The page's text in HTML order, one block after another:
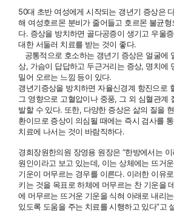
50대 초반 여성에게 시작되는 갱년기 증상은
해 여성호르몬 분비가 줄어들고 호르몬 불균
다. 증상을 방치하면 골다공증이 생기고 우울
대한 서둘러 치료를 받는 것이 좋다.
공통적으로 호소하는 갱년기 증상은 얼굴에
상, 가슴이 답답하고 두근거리는 증상, 명치에
밀어 오르는 느낌 등이 있다.
갱년기증상을 방치하면 자율신경계 항진으로
그 영향으로 고혈압이나 중풍, 그 외 심혈관계
발할 수 있다. 또한, 다양한 증상은 삶의 질을
환이므로 증상이 의심될 때에는 즉시 검사를
치료에 나서는 것이 바람직하다.
경희장원한의원 장영용 원장은 “한방에서는
원인이라고 보고 있는데, 이는 상체에는 뜨거
기운이 머무르는 경우를 이른다. 이러한 이유
키는 것을 목표로 하체에 머무르는 찬 기운을
에 머무르는 뜨거운 기운을 식혀 아래로 내리
있도록 도움을 주는 치료를 시행하고 있다”고